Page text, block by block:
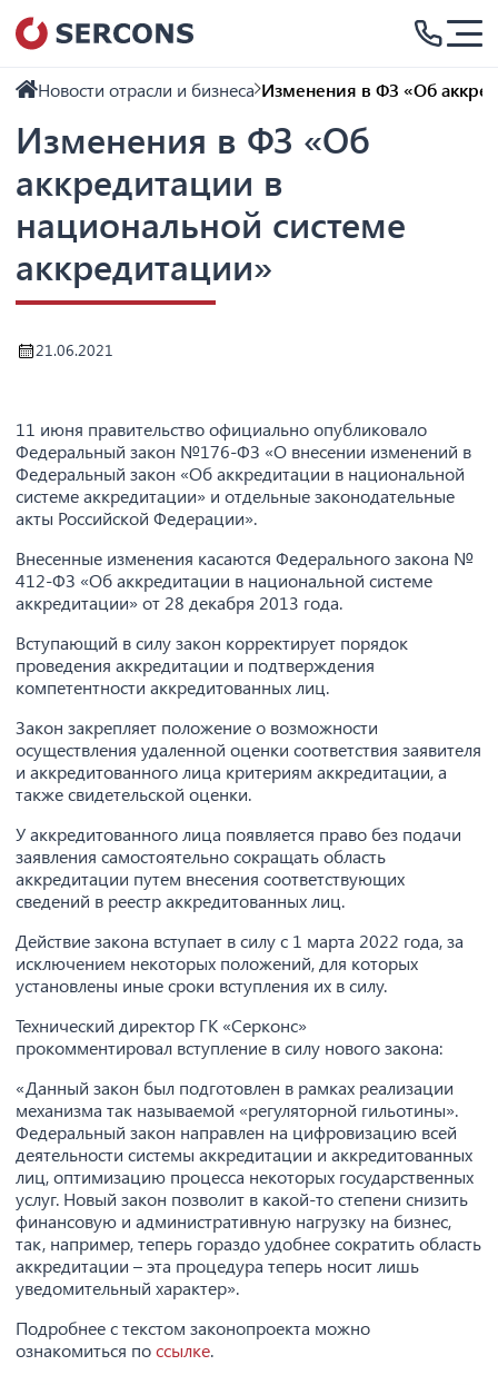
Новости отрасли и бизнеса Изменения в ФЗ «Об
Изменения в ФЗ «Об
аккредитации в
национальной системе
аккредитации»
21.06.2021
11 июня правительство официально опубликовало
Федеральный закон №176-ФЗ «О внесении изменений в
Федеральный закон «Об аккредитации в национальной
системе аккредитации» и отдельные законодательные
акты Российской Федерации».
Внесенные изменения касаются Федерального закона №
412-ФЗ «Об аккредитации в национальной системе
аккредитации» от 28 декабря 2013 года.
Вступающий в силу закон корректирует порядок
проведения аккредитации и подтверждения
компетентности аккредитованных лиц.
Закон закрепляет положение о возможности
осуществления удаленной оценки соответствия заявителя
и аккредитованного лица критериям аккредитации, а
также свидетельской оценки.
У аккредитованного лица появляется право без подачи
заявления самостоятельно сокращать область
аккредитации путем внесения соответствующих
сведений в реестр аккредитованных лиц.
Действие закона вступает в силу с 1 марта 2022 года, за
исключением некоторых положений, для которых
установлены иные сроки вступления их в силу.
Технический директор ГК «Серконс»
прокомментировал вступление в силу нового закона:
«Данный закон был подготовлен в рамках реализации
механизма так называемой «регуляторной гильотины».
Федеральный закон направлен на цифровизацию всей
деятельности системы аккредитации и аккредитованных
лиц, оптимизацию процесса некоторых государственных
услуг. Новый закон позволит в какой-то степени снизить
финансовую и административную нагрузку на бизнес,
так, например, теперь гораздо удобнее сократить область
аккредитации – эта процедура теперь носит лишь
уведомительный характер».
Подробнее с текстом законопроекта можно
ознакомиться поссылке.